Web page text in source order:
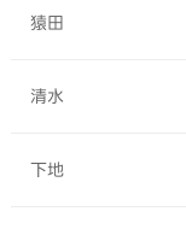
猿田
清水
下地